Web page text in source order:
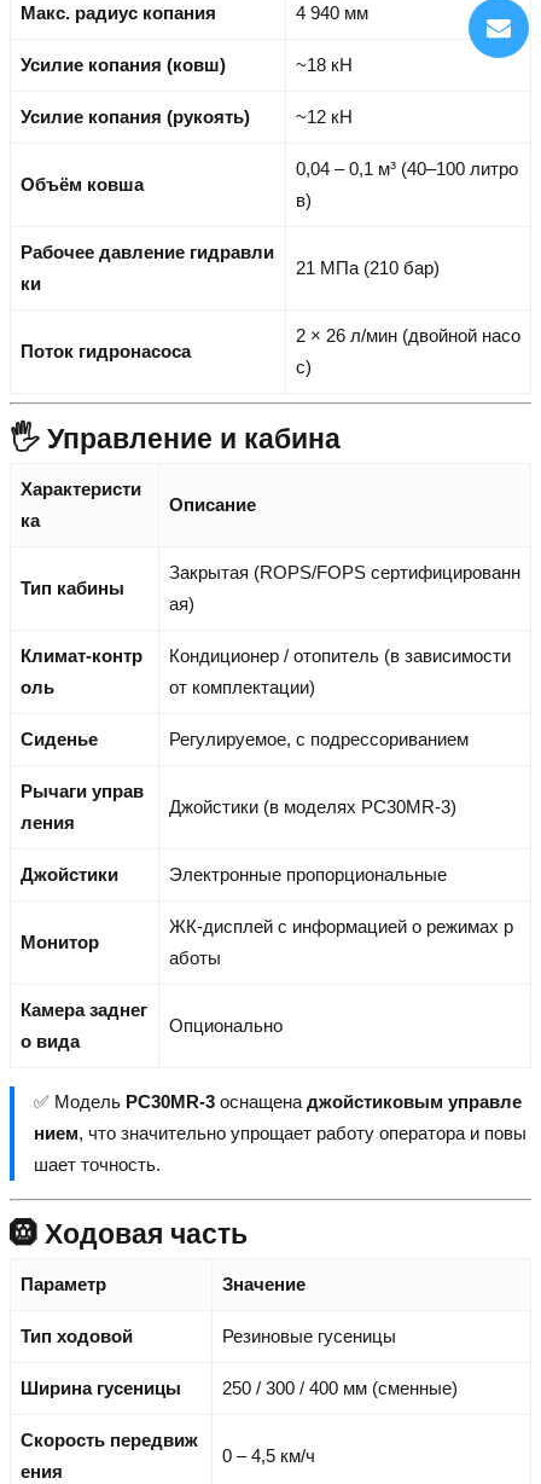
Макс. радиус копания 4 940 мм
Усилие копания (ковш) ~18 кН
Усилие копания (рукоять) ~12 кН
Объём ковша
0,04 – 0,1 м³ (40–100 литро
в)
Рабочее давление гидравли
ки
21 МПа (210 бар)
Поток гидронасоса
2 × 26 л/мин (двойной насо
с)
🖐️ Управление и кабина
Характеристи
ка
Описание
Тип кабины
Закрытая (ROPS/FOPS сертифицированн
ая)
Климат-контр
оль
Кондиционер / отопитель (в зависимости
от комплектации)
Сиденье Регулируемое, с подрессориванием
Рычаги управ
ления
Джойстики (в моделях PC30MR-3)
Джойстики Электронные пропорциональные
Монитор
ЖК-дисплей с информацией о режимах р
аботы
Камера заднег
о вида
Опционально
✅ Модель PC30MR-3 оснащена джойстиковым управле
нием, что значительно упрощает работу оператора и повы
шает точность.
🛞 Ходовая часть
Параметр Значение
Тип ходовой Резиновые гусеницы
Ширина гусеницы 250 / 300 / 400 мм (сменные)
Скорость передвиж
ения
0 – 4,5 км/ч